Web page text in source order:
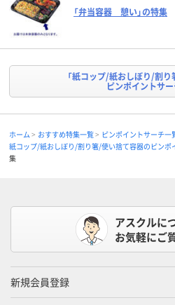
「弁当容器 憩い」の特集
「紙コップ/紙おしぼり/割り
ピンポイントサ
ホーム おすすめ特集一覧
ピンポイントサーチ一
紙コップ/紙おしぼり/割り箸/使い捨て容器のピンポ
集
アスクルに
お気軽にご
新規会員登録